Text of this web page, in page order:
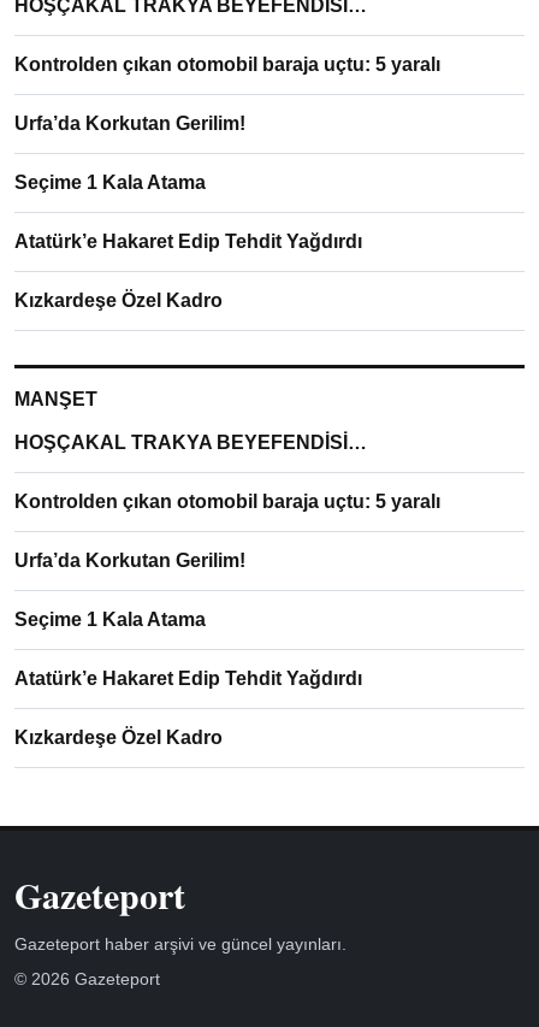
HOŞÇAKAL TRAKYA BEYEFENDİSİ…
Kontrolden çıkan otomobil baraja uçtu: 5 yaralı
Urfa’da Korkutan Gerilim!
Seçime 1 Kala Atama
Atatürk’e Hakaret Edip Tehdit Yağdırdı
Kızkardeşe Özel Kadro
MANŞET
HOŞÇAKAL TRAKYA BEYEFENDİSİ…
Kontrolden çıkan otomobil baraja uçtu: 5 yaralı
Urfa’da Korkutan Gerilim!
Seçime 1 Kala Atama
Atatürk’e Hakaret Edip Tehdit Yağdırdı
Kızkardeşe Özel Kadro
Gazeteport
Gazeteport haber arşivi ve güncel yayınları.
© 2026 Gazeteport